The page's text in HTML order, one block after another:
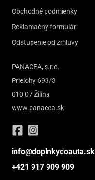
Obchodné podmienky
Reklamačný formulár
Odstúpenie od zmluvy
PANACEA, s.r.o.
Prielohy 693/3
010 07 Žilina
www.panacea.sk
info@doplnkydoauta.sk
+421 917 909 909